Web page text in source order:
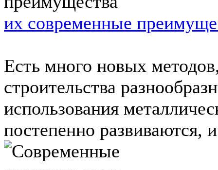
их современные
Есть много новых
строительства
использования
постепенно развиваются,